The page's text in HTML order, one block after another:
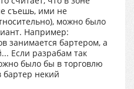
съешь, ими не
можно было
Например:
занимается бартером, а
Если разрабам так
было бы в торговлю
бартер некий